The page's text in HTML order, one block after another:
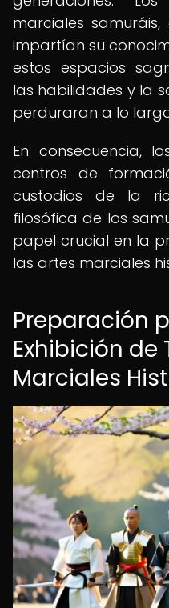
marciales
impartían su
estos espacios
las habilidades y la
perduraran a lo
En consecuencia,
centros de
custodios de la
filosófica de los
papel crucial en la
las artes marciales
Preparación
Exhibición de
Marciales